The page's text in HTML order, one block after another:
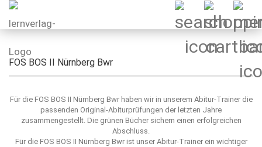
FOS BOS II Nürnberg Bwr
Für die FOS BOS II Nürnberg Bwr haben wir in unserem Abitur-Trainer die
passenden Original-Abiturprüfungen der letzten Jahre
zusammengestellt. Die grünen Bücher sichern einen erfolgreichen
Abschluss.
Für die FOS BOS II Nürnberg Bwr ist unser Abitur-Trainer ein wichtiger